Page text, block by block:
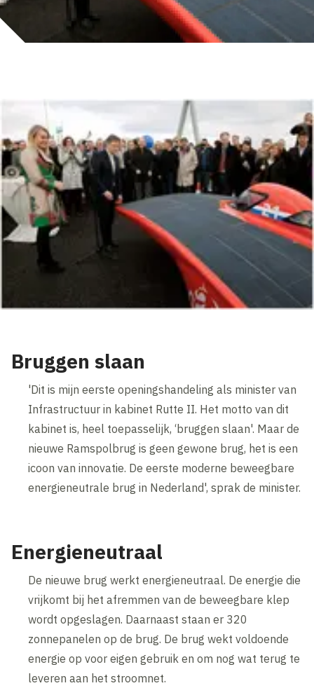
Bruggen slaan
'Dit is mijn eerste openingshandeling als minister van
Infrastructuur in kabinet Rutte II. Het motto van dit
kabinet is, heel toepasselijk, ‘bruggen slaan'. Maar de
nieuwe Ramspolbrug is geen gewone brug, het is een
icoon van innovatie. De eerste moderne beweegbare
energieneutrale brug in Nederland', sprak de minister.
Energieneutraal
De nieuwe brug werkt energieneutraal. De energie die
vrijkomt bij het afremmen van de beweegbare klep
wordt opgeslagen. Daarnaast staan er 320
zonnepanelen op de brug. De brug wekt voldoende
energie op voor eigen gebruik en om nog wat terug te
leveren aan het stroomnet.